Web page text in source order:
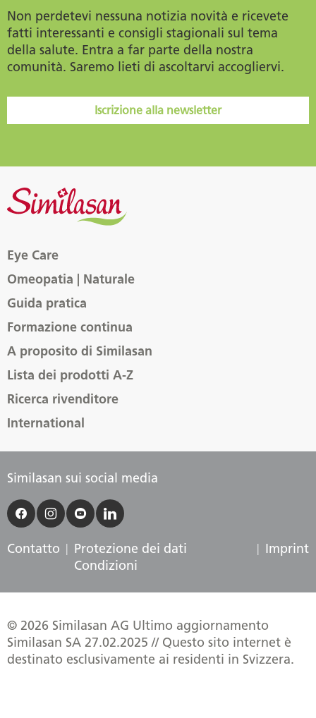
Non perdetevi nessuna notizia novità e ricevete
fatti interessanti e consigli stagionali sul tema
della salute. Entra a far parte della nostra
comunità. Saremo lieti di ascoltarvi accogliervi.
Iscrizione alla newsletter
Eye Care
Omeopatia | Naturale
Guida pratica
Formazione continua
A proposito di Similasan
Lista dei prodotti A-Z
Ricerca rivenditore
International
Similasan sui social media
Contatto
Protezione dei dati
Condizioni
Imprint
© 2026 Similasan AG Ultimo aggiornamento
Similasan SA 27.02.2025 // Questo sito internet è
destinato esclusivamente ai residenti in Svizzera.